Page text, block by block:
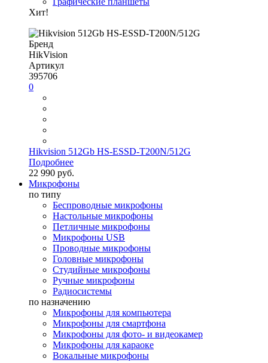
Хит!
Бренд
HikVision
Артикул
395706
0
Hikvision 512Gb HS-ESSD-T200N/512G
Подробнее
22 990 руб.
Микрофоны
по типу
Беспроводные микрофоны
Настольные микрофоны
Петличные микрофоны
Микрофоны USB
Проводные микрофоны
Головные микрофоны
Студийные микрофоны
Ручные микрофоны
Радиосистемы
по назначению
Микрофоны для компьютера
Микрофоны для смартфона
Микрофоны для фото- и видеокамер
Микрофоны для караоке
Вокальные микрофоны